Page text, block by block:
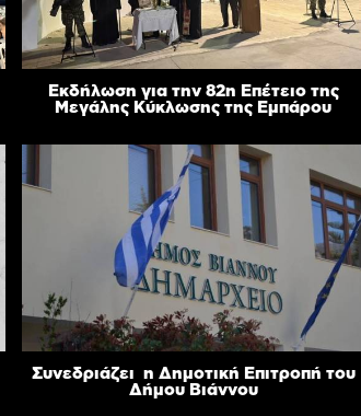
Εκδήλωση για την 82η Επέτειο της
Μεγάλης Κύκλωσης της Εμπάρου
Συνεδριάζει η Δημοτική Επιτροπή του
Δήμου Βιάννου